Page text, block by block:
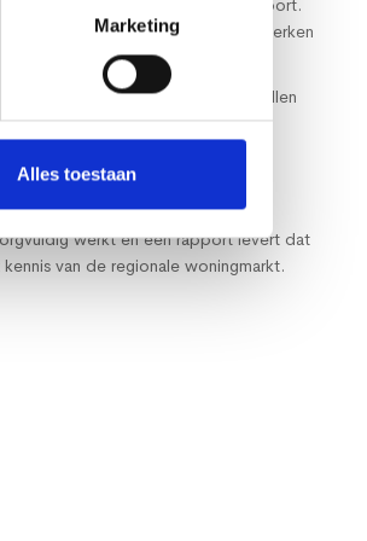
Marketing
Alles toestaan
tot oplevering van het rapport.
en worden de relevante kenmerken
over een rapport dat in veel gevallen
werkt en een rapport levert dat
van de regionale woningmarkt.